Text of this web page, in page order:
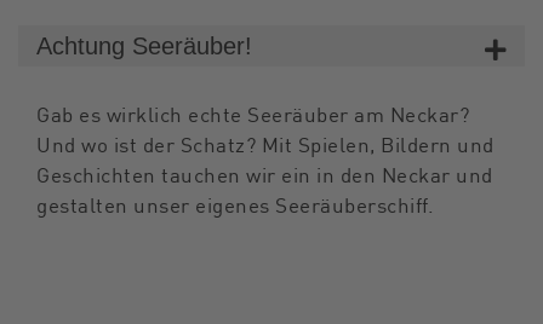
Achtung Seeräuber!
Gab es wirklich echte Seeräuber am Neckar?
Und wo ist der Schatz? Mit Spielen, Bildern und
Geschichten tauchen wir ein in den Neckar und
gestalten unser eigenes Seeräuberschiff.